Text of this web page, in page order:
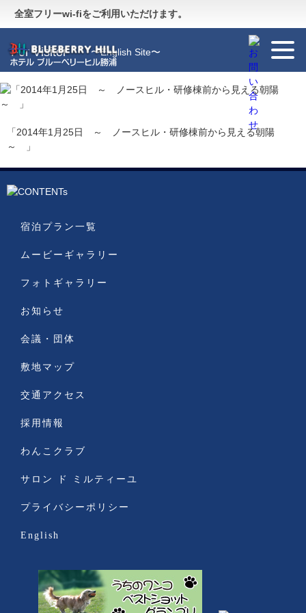
全室フリーwi-fiをご利用いただけます。
Guide 〜施設のご案内〜
For Visitor 〜English Site〜
「2014年1月25日 ～ ノースヒル・研修棟前から見える朝陽
～ 」
宿泊プラン一覧
ムービーギャラリー
フォトギャラリー
お知らせ
会議・団体
敷地マップ
交通アクセス
採用情報
わんこクラブ
サロン ド ミルティーユ
プライバシーポリシー
English